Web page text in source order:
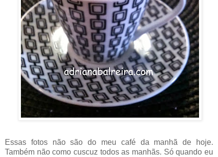
Essas fotos não são do meu café da manhã de hoje.
Também não como cuscuz todos as manhãs. Só quando eu